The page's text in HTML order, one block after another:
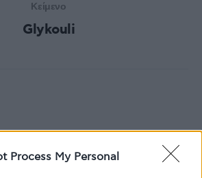
Process My Personal
Κείμενο
Glykouli